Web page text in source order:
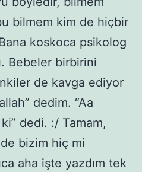
bilmem kim de hiçbir
koskoca psikolog
Bebeler birbirini
de kavga ediyor
dedim. “Aa
dedi. :/ Tamam,
bizim hiç mi
aha işte yazdım tek